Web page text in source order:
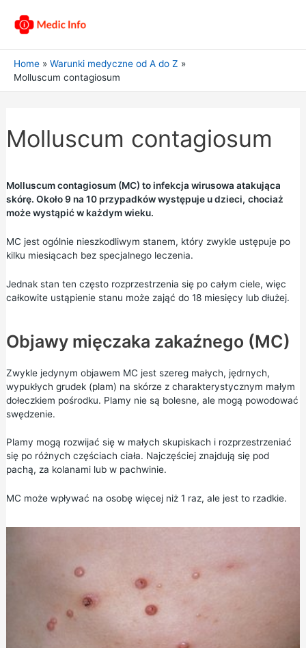
Home
Warunki medyczne od A do Z
Molluscum contagiosum
Molluscum contagiosum
Molluscum contagiosum (MC) to infekcja wirusowa atakująca
skórę. Około 9 na 10 przypadków występuje u dzieci, chociaż
może wystąpić w każdym wieku.
MC jest ogólnie nieszkodliwym stanem, który zwykle ustępuje po
kilku miesiącach bez specjalnego leczenia.
Jednak stan ten często rozprzestrzenia się po całym ciele, więc
całkowite ustąpienie stanu może zająć do 18 miesięcy lub dłużej.
Objawy mięczaka zakaźnego (MC)
Zwykle jedynym objawem MC jest szereg małych, jędrnych,
wypukłych grudek (plam) na skórze z charakterystycznym małym
dołeczkiem pośrodku. Plamy nie są bolesne, ale mogą powodować
swędzenie.
Plamy mogą rozwijać się w małych skupiskach i rozprzestrzeniać
się po różnych częściach ciała. Najczęściej znajdują się pod
pachą, za kolanami lub w pachwinie.
MC może wpływać na osobę więcej niż 1 raz, ale jest to rzadkie.